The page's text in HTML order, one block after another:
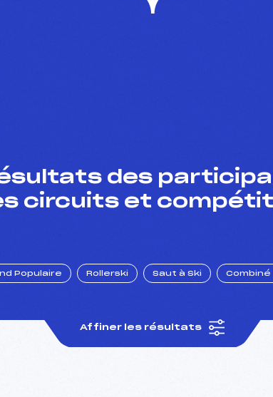
des
circuits et
Populaire Rollerski Saut à Ski Combiné
Affiner les résultats